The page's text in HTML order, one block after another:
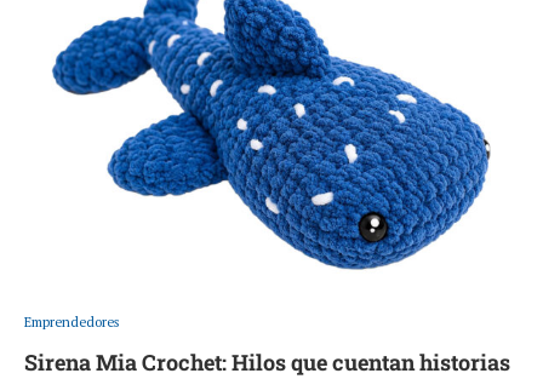
Emprendedores
Sirena Mia Crochet: Hilos que cuentan historias